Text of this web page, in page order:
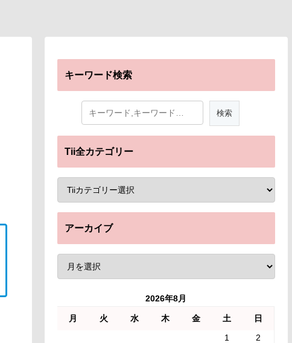
キーワード検索
Tii全カテゴリー
アーカイブ
2026年8月
月 火 水 木 金 土
日
1
2